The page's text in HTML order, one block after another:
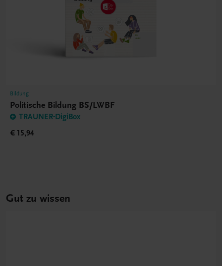
Bildung
Politische Bildung BS/LWBF
TRAUNER-DigiBox
€ 15,94
Gut zu wissen